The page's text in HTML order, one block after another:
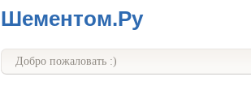
Шементом.Ру
Добро пожаловать :)